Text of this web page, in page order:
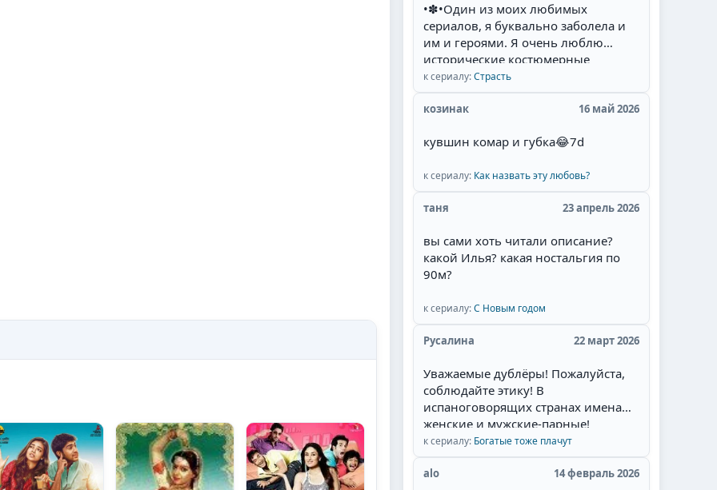
•✽•Один из моих любимых
сериалов, я буквально заболела и
им и героями. Я очень люблю
исторические костюмерные
сериалы, а если там увлекательный
сюжет, есть необычная интрига,
красивые талантливые
Себастьян Рульи, Уильям Леви) и
наслаждение смотреть такой
сериал. Мне там нравится всё:
захватывающий сюжет, съёмки в
талантливая игра актёров, полное
соответствие эпохе, великолепные
наряды актёров и конечно
сериалах- ненависть
перерастающая в бешеную страсть
и любовь героев.Начиная уже с
сложилась мысль, что это
экранизация одного из дамских
любовных романов, которые я
когда читала запоем и которые
мечтала увидеть на экране.
Привлек сам образ главного героя -
пират.Отдельный респект за
к сериалу:Страсть
козинак 16 май 2026
кувшин комар и губка😂7d
к сериалу: Как назвать эту любовь?
таня 23 апрель 2026
вы сами хоть читали описание?
какой Илья? какая ностальгия по
90м?
к сериалу:С Новым годом
Русалина 22 март 2026
Уважаемые дублёры! Пожалуйста,
соблюдайте этику! В
испаноговорящих странах имена
женские и мужские-парные!
Алехандра и Алехандро, например.
Неужели так сложно запомнить. Не
валите всё в одну кучу! Сантьяга -
к сериалу: Богатые тоже плачут
alo 14 февраль 2026